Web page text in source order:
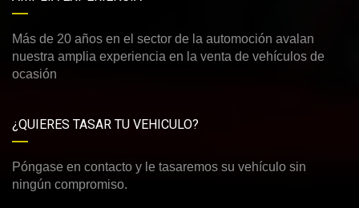
Más de 20 años en el sector de la automoción avalan
nuestra amplia experiencia en la venta de vehículos de
ocasión
¿QUIERES TASAR TU VEHICULO?
Póngase en contacto y le tasaremos su vehículo sin
ningún compromiso.